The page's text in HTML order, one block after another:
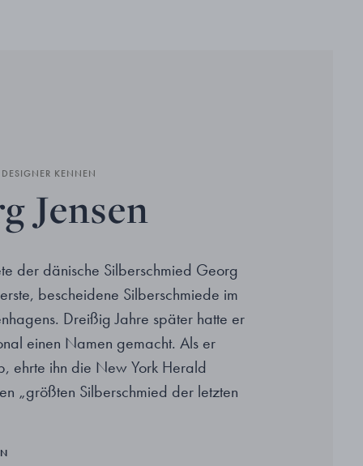
KENNEN
Jensen
der dänische Silberschmied Georg
bescheidene Silberschmiede im
Dreißig Jahre später hatte er
einen Namen gemacht. Als er
ehrte ihn die New York Herald
„größten Silberschmied der letzten